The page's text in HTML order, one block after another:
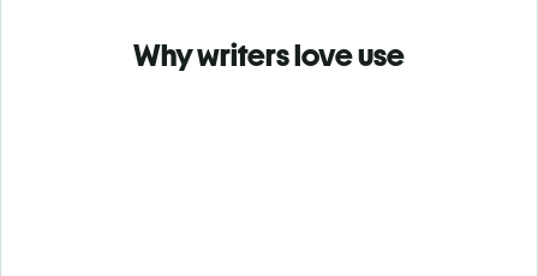
Why writers love use